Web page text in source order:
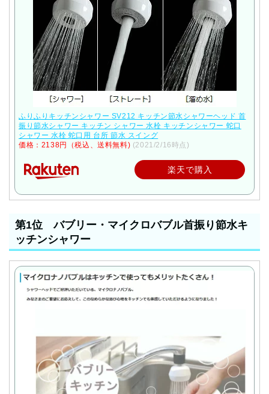
ふりふりキッチンシャワー SV212 キッチン節水シャワーヘッド 首
振り節水シャワー キッチン シャワー 水栓 キッチンシャワー 蛇口
シャワー 水栓 蛇口用 台所 節水 スイング
価格：2138円（税込、送料無料) (2021/2/16時点)
楽天で購入
第1位 バブリー・マイクロバブル首振り節水キ
ッチンシャワー